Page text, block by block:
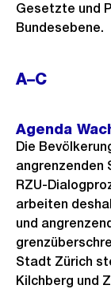
Gesetzte und
Bundesebene.
A–C
Agenda
Die
angrenzenden
RZU-
arbeiten
und
Stadt Zürich
Kilchberg und